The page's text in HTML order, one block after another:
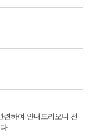
련하여 안내드리오니 전
.